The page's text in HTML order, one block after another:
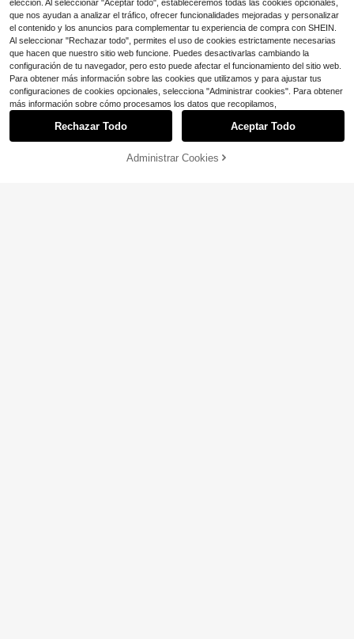
¡51% DE DESCUENTO!
elección. Al seleccionar "Aceptar todo", estableceremos todas las cookies opcionales,
que nos ayudan a analizar el tráfico, ofrecer funcionalidades mejoradas y personalizar
el contenido y los anuncios para complementar tu experiencia de compra con SHEIN.
Al seleccionar "Rechazar todo", permites el uso de cookies estrictamente necesarias
que hacen que nuestro sitio web funcione. Puedes desactivarlas cambiando la
configuración de tu navegador, pero esto puede afectar el funcionamiento del sitio web.
Para obtener más información sobre las cookies que utilizamos y para ajustar tus
configuraciones de cookies opcionales, selecciona "Administrar cookies". Para obtener
más información sobre cómo procesamos los datos que recopilamos,
Rechazar Todo Aceptar Todo
Administrar Cookies